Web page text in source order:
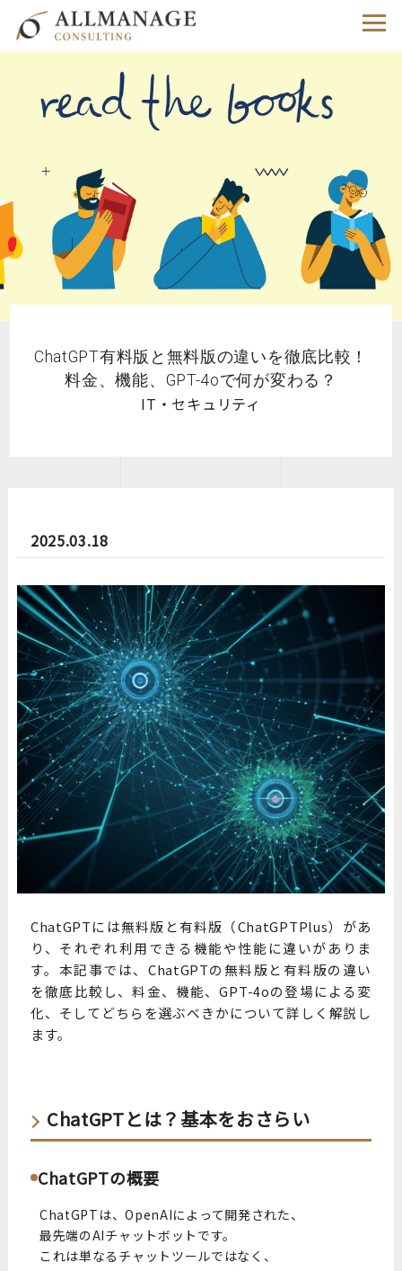
ChatGPT有料版と無料版の違いを徹底比較！
料金、機能、GPT-4oで何が変わる？
IT・セキュリティ
2025.03.18
ChatGPTには無料版と有料版（ChatGPTPlus）があ
り、それぞれ利用できる機能や性能に違いがありま
す。本記事では、ChatGPTの無料版と有料版の違い
を徹底比較し、料金、機能、GPT-4oの登場による変
化、そしてどちらを選ぶべきかについて詳しく解説し
ます。
ChatGPTとは？基本をおさらい
ChatGPTの概要
ChatGPTは、OpenAIによって開発された、
最先端のAIチャットボットです。
これは単なるチャットツールではなく、